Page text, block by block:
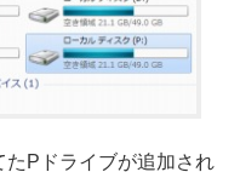
たPドライブが追加され